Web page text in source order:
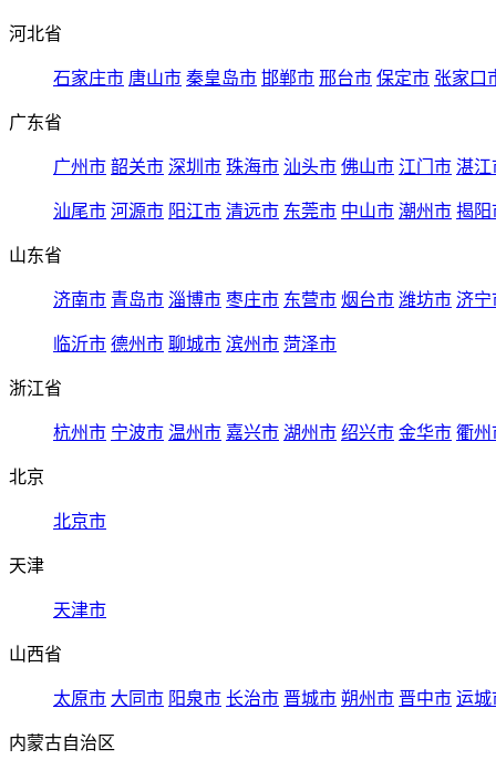
河北省
石家庄市 唐山市 秦皇岛市 邯郸市 邢台市 保定市 张家口
广东省
广州市 韶关市 深圳市 珠海市 汕头市 佛山市 江门市 湛江
汕尾市 河源市 阳江市 清远市 东莞市 中山市 潮州市 揭阳
山东省
济南市 青岛市 淄博市 枣庄市 东营市 烟台市 潍坊市 济宁
临沂市 德州市 聊城市 滨州市 菏泽市
浙江省
杭州市 宁波市 温州市 嘉兴市 湖州市 绍兴市 金华市 衢州
北京
北京市
天津
天津市
山西省
太原市 大同市 阳泉市 长治市 晋城市 朔州市 晋中市 运城
内蒙古自治区